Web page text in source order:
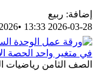
2026-
•
2025/2026
•
رياضيات الفصل